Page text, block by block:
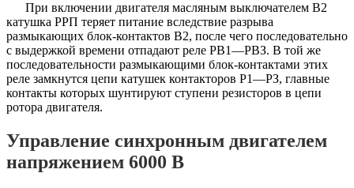
При включении двигателя масляным выключателем В2
катушка РРП теряет питание вследствие разрыва
размыкающих блок-контактов В2, после чего последовательно
с выдержкой времени отпадают реле РВ1—РВЗ. В той же
последовательности размыкающими блок-контактами этих
реле замкнутся цепи катушек контакторов Р1—РЗ, главные
контакты которых шунтируют ступени резисторов в цепи
ротора двигателя.
Управление синхронным двигателем
напряжением 6000 В